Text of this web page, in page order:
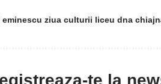
eminescu ziua culturii liceu dna
te la